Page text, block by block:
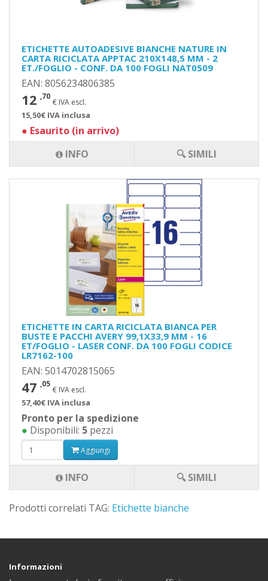
ETICHETTE IN CARTA RICICLATA BIANCA PER
BUSTE E PACCHI AVERY 99,1X33,9 MM - 16
ET/FOGLIO - LASER CONF. DA 100 FOGLI CODICE
LR7162-100
EAN: 5014702815065
47 ,05
€ IVA escl.
57,40€ IVA inclusa
Pronto per la spedizione
● Disponibili: 5 pezzi
Aggiungi
INFO 🔍 SIMILI
ETICHETTE AUTOADESIVE BIANCHE NATURE IN
CARTA RICICLATA APPTAC 210X148,5 MM - 2
ET./FOGLIO - CONF. DA 100 FOGLI NAT0509
EAN: 8056234806385
12 ,70
€ IVA escl.
15,50€ IVA inclusa
● Esaurito (in arrivo)
INFO
🔍 SIMILI
Prodotti correlati TAG: Etichette bianche
Informazioni